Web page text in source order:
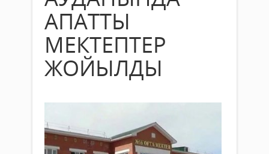
АПАТТЫ
МЕКТЕПТЕР
ЖОЙЫЛДЫ